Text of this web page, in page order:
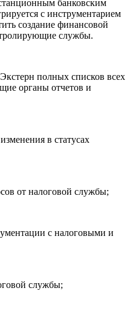
банковским
с инструментарием
создание финансовой
службы.
полных списков всех
органы отчетов и
в статусах
от налоговой службы;
с налоговыми и
службы;